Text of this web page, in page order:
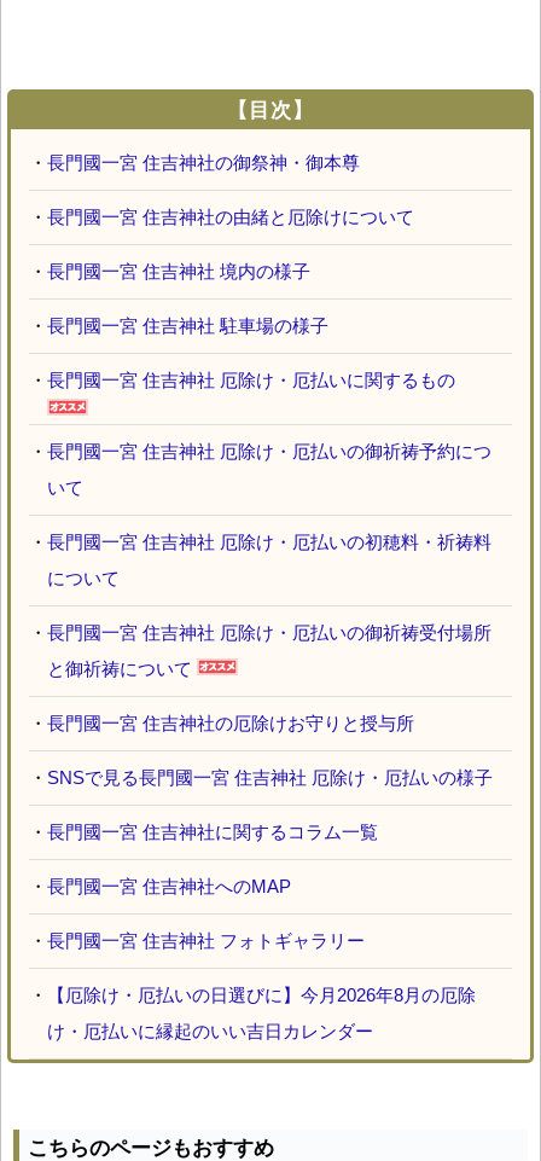
【目次】
・ 長門國一宮 住吉神社の御祭神・御本尊
・ 長門國一宮 住吉神社の由緒と厄除けについて
・ 長門國一宮 住吉神社 境内の様子
・ 長門國一宮 住吉神社 駐車場の様子
・ 長門國一宮 住吉神社 厄除け・厄払いに関するもの
・ 長門國一宮 住吉神社 厄除け・厄払いの御祈祷予約につ
いて
・ 長門國一宮 住吉神社 厄除け・厄払いの初穂料・祈祷料
について
・ 長門國一宮 住吉神社 厄除け・厄払いの御祈祷受付場所
と御祈祷について
・ 長門國一宮 住吉神社の厄除けお守りと授与所
・ SNSで見る長門國一宮 住吉神社 厄除け・厄払いの様子
・ 長門國一宮 住吉神社に関するコラム一覧
・ 長門國一宮 住吉神社へのMAP
・ 長門國一宮 住吉神社 フォトギャラリー
・
【厄除け・厄払いの日選びに】今月2026年8月の厄除
け・厄払いに縁起のいい吉日カレンダー
こちらのページもおすすめ